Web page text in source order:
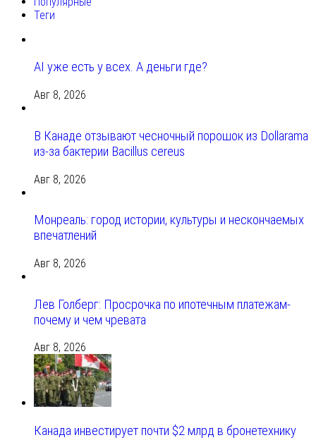
Теги
AI уже есть у всех. А деньги где?
Авг 8, 2026
В Канаде отзывают чесночный порошок из Dollarama
из-за бактерии Bacillus cereus
Авг 8, 2026
Монреаль: город истории, культуры и нескончаемых
впечатлений
Авг 8, 2026
Лев Голберг: Просрочка по ипотечным платежам-
почему и чем чревата
Авг 8, 2026
Канада инвестирует почти $2 млрд в бронетехнику